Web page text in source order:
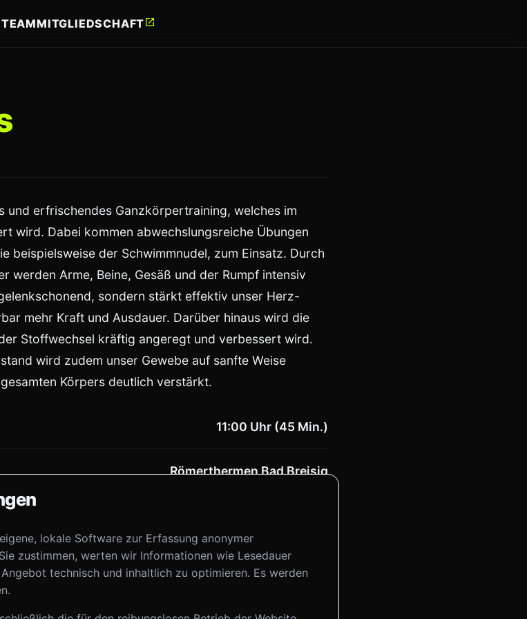
lokale Software zur Erfassung anonymer
zustimmen, werten wir Informationen wie Lesedauer
technisch und inhaltlich zu optimieren. Es werden
TEAMMITGLIEDSCHAFTopen_in_new
und erfrischendes Ganzkörpertraining, welches im
wird. Dabei kommen abwechslungsreiche Übungen
beispielsweise der Schwimmnudel, zum Einsatz. Durch
werden Arme, Beine, Gesäß und der Rumpf intensiv
sondern stärkt effektiv unser Herz-
mehr Kraft und Ausdauer. Darüber hinaus wird die
Stoffwechsel kräftig angeregt und verbessert wird.
wird zudem unser Gewebe auf sanfte Weise
Körpers deutlich verstärkt.
11:00 Uhr (45 Min.)
Römerthermen Bad Breisig